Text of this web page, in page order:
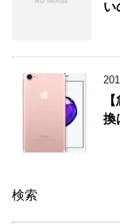
い
換
検索